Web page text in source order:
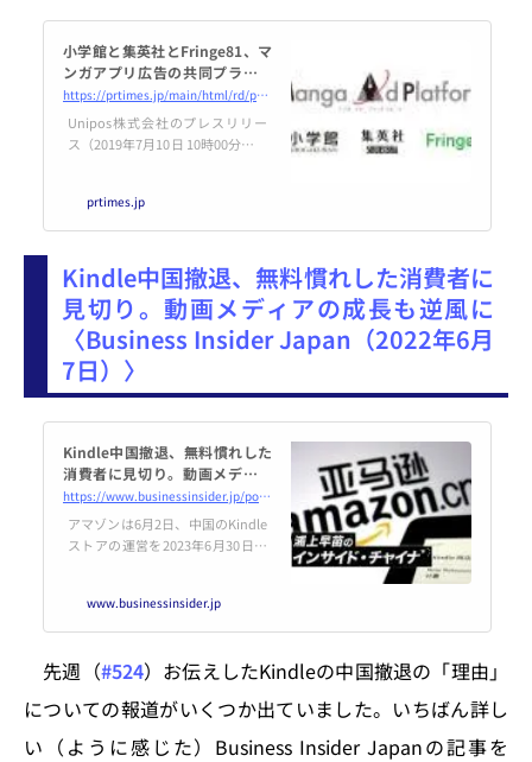
小学館と集英社とFringe81、マ
ンガアプリ広告の共同プラット
フォーム事業を開始
https://prtimes.jp/main/html/rd/p/000000042.000012781.html
Unipos株式会社のプレスリリー
ス（2019年7月10日 10時00分）小
ム事業を開始
prtimes.jp
Kindle中国撤退、無料慣れした消費者に
見切り。動画メディアの成長も逆風に
〈Business Insider Japan（2022年6月
7日）〉
Kindle中国撤退、無料慣れした
消費者に見切り。動画メディア
の成長も逆風に
https://www.businessinsider.jp/post-255063
アマゾンは6月2日、中国のKindle
ストアの運営を2023年6月30日に
Phoneに劣らぬ注目を集めたもの
の、中国人消費者の行動様式は、
ピードで変化しました。
www.businessinsider.jp
先週（#524）お伝えしたKindleの中国撤退の「理由」
についての報道がいくつか出ていました。いちばん詳し
い（ように感じた）Business Insider Japanの記事を